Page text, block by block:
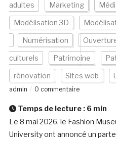
adultes Marketing
Modélisation 3D
Numérisation
culturels Patrimoine
rénovation Sites web
admin
0 commentaire
Temps de lecture : 6 min
Le 8 mai 2026, le Fashion
University ont annoncé un